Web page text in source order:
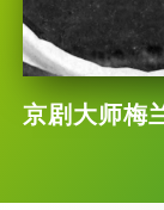
京剧大师梅